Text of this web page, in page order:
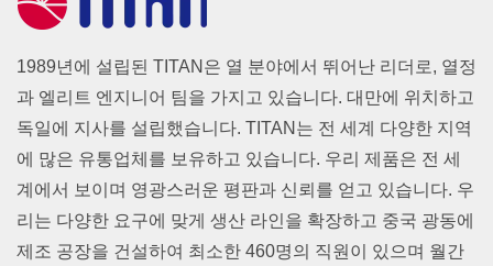
1989년에 설립된 TITAN은 열 분야에서 뛰어난 리더로, 열정
과 엘리트 엔지니어 팀을 가지고 있습니다. 대만에 위치하고
독일에 지사를 설립했습니다. TITAN는 전 세계 다양한 지역
에 많은 유통업체를 보유하고 있습니다. 우리 제품은 전 세
계에서 보이며 영광스러운 평판과 신뢰를 얻고 있습니다. 우
리는 다양한 요구에 맞게 생산 라인을 확장하고 중국 광동에
제조 공장을 건설하여 최소한 460명의 직원이 있으며 월간